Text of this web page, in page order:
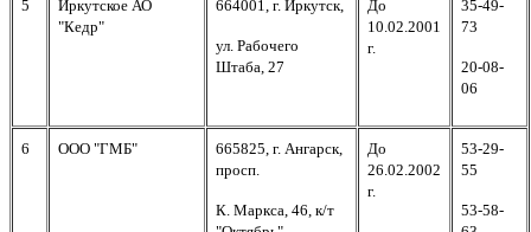
5
Иркутское АО
"Кедр"
664001, г. Иркутск,
ул. Рабочего
Штаба, 27
До
10.02.2001
г.
35-49-
73
20-08-
06
6 ООО "ГМБ"
665825, г. Ангарск,
просп.
К. Маркса, 46, к/т
До
26.02.2002
г.
53-29-
55
53-58-